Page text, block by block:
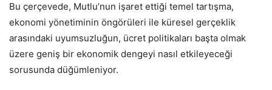
Bu çerçevede, Mutlu’nun işaret ettiği temel tartışma,
ekonomi yönetiminin öngörüleri ile küresel gerçeklik
arasındaki uyumsuzluğun, ücret politikaları başta olmak
üzere geniş bir ekonomik dengeyi nasıl etkileyeceği
sorusunda düğümleniyor.